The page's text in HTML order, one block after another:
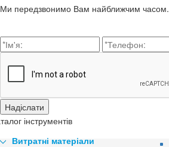
Ми передзвонимо Вам найближчим часом.
інструментів
Витратні матеріали